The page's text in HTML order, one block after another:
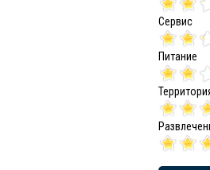
Сервис
Питание